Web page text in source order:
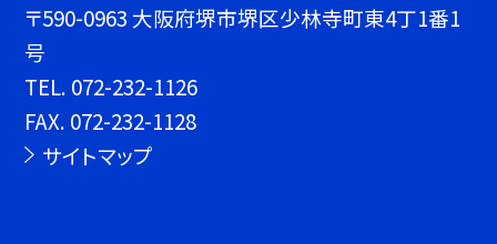
〒590-0963 大阪府堺市堺区少林寺町東4丁1番1
号
TEL. 072-232-1126
FAX. 072-232-1128
サイトマップ